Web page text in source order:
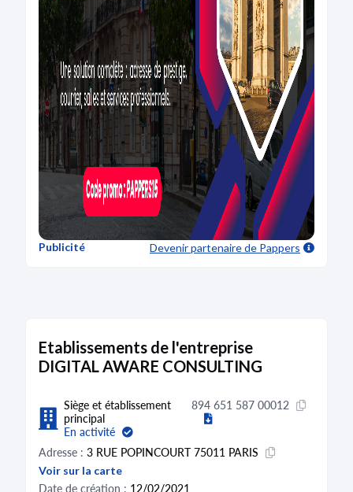
Publicité Devenir partenairede Pappers
Etablissements de l'entreprise
DIGITAL AWARE CONSULTING
Siège et établissement
principal
En activité
894 651 587 00012
Adresse : 3 RUE POPINCOURT 75011 PARIS
Voir sur la carte
Date de création : 12/02/2021